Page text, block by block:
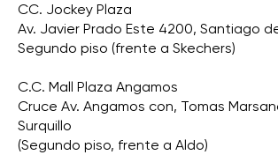
CC. Jockey Plaza
Av. Javier Prado Este 4200, Santiago
Segundo piso (frente a Skechers)
C.C. Mall Plaza Angamos
Cruce Av. Angamos con, Tomas
Surquillo
(Segundo piso, frente a Aldo)